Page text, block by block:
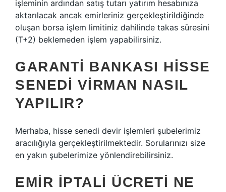
işleminin ardından satış tutarı yatırım hesabınıza
aktarılacak ancak emirleriniz gerçekleştirildiğinde
oluşan borsa işlem limitiniz dahilinde takas süresini
(T+2) beklemeden işlem yapabilirsiniz.
GARANTI BANKASI HISSE
SENEDI VIRMAN NASIL
YAPILIR?
Merhaba, hisse senedi devir işlemleri şubelerimiz
aracılığıyla gerçekleştirilmektedir. Sorularınızı size
en yakın şubelerimize yönlendirebilirsiniz.
EMIR IPTALI ÜCRETI NE